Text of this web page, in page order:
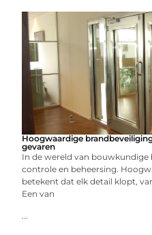
Hoogwaardige
gevaren
In de wereld van
controle en beheersing.
betekent dat elk detail klopt,
Een van
...